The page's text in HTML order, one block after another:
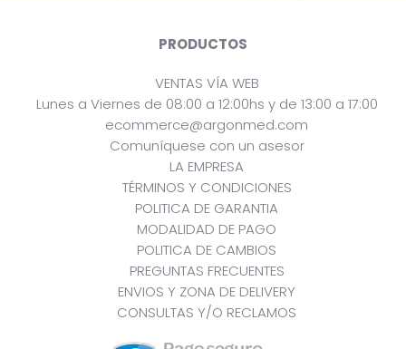
PRODUCTOS
VENTAS VÍA WEB
Lunes a Viernes de 08:00 a 12:00hs y de 13:00 a 17:00
ecommerce@argonmed.com
Comuníquese con un asesor
LA EMPRESA
TÉRMINOS Y CONDICIONES
POLITICA DE GARANTIA
MODALIDAD DE PAGO
POLITICA DE CAMBIOS
PREGUNTAS FRECUENTES
ENVIOS Y ZONA DE DELIVERY
CONSULTAS Y/O RECLAMOS